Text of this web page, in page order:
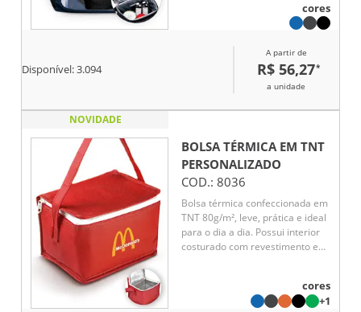
revestimento em alumínio e
bolso interno em tela com
apresenta revestimento em
PEVA antivazamento. Conta
também com bolso frontal com
bolsos em tela de nylon com
costuradas. Acompanha alça
transversal ajustável.
cores
Disponível:3.094
A partir de
R$ 56,27*
a unidade
NOVIDADE
BOLSA TÉRMICA EM TNT
PERSONALIZADO
COD.: 8036
Bolsa térmica confeccionada em
TNT 80g/m², leve, prática e ideal
para o dia a dia. Possui interior
costurado com revestimento em
temperatura de alimentos e
bebidas por mais tempo. Uma
cores
+1